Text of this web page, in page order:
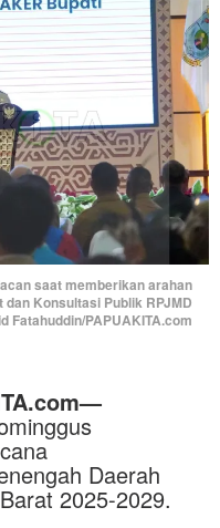
saat memberikan arahan
Konsultasi Publik RPJMD
Fatahuddin/PAPUAKITA.com
Daerah
2025-2029.